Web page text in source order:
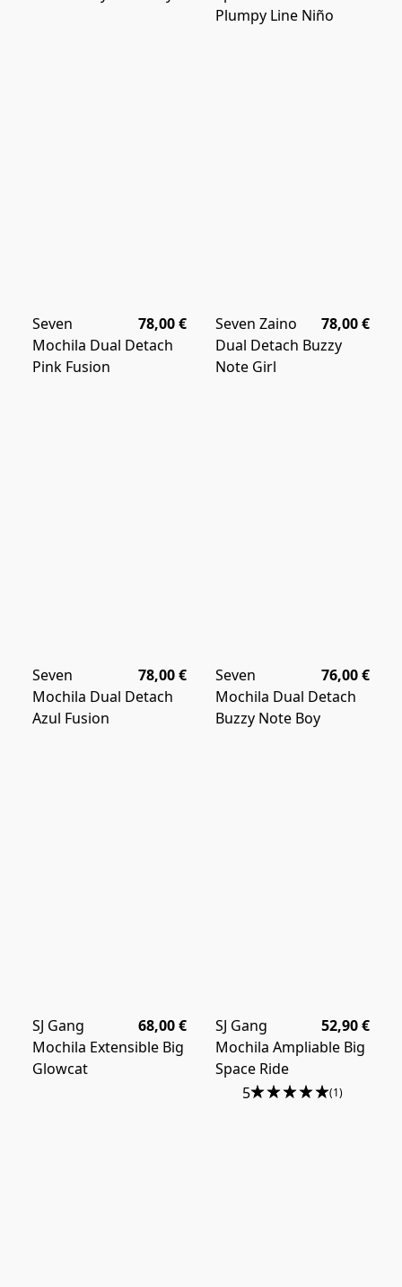
Plumpy Line Niño
78,00 €
Seven
Mochila Dual Detach
Pink Fusion
78,00 €
Seven Zaino
Dual Detach Buzzy
Note Girl
78,00 €
Seven
Mochila Dual Detach
Azul Fusion
76,00 €
Seven
Mochila Dual Detach
Buzzy Note Boy
68,00 €
SJ Gang
Mochila Extensible Big
Glowcat
52,90 €
SJ Gang
Mochila Ampliable Big
Space Ride
5
(1)